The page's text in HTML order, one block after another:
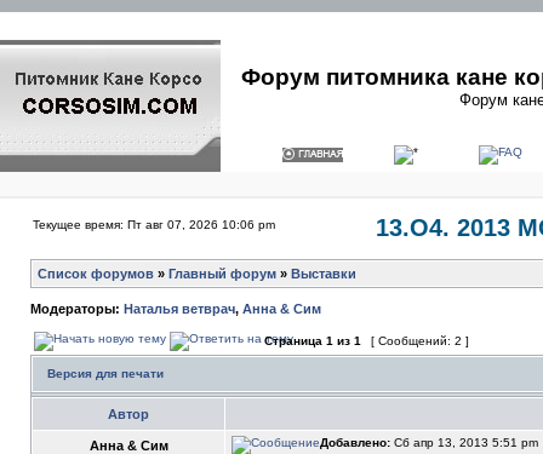
Форум питомника кане
Форум
Текущее время: Пт авг 07, 2026 10:06 pm 13.О4. 2013
Список форумов » Главный форум » Выставки
Модераторы: Наталья ветврач, Анна & Сим
Страница 1 из 1 [ Сообщений: 2 ]
Версия для печати
Автор
Анна & Сим Добавлено: Сб апр 13, 2013 5:51 pm